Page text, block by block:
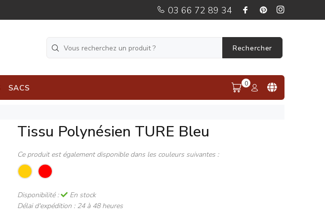
03 66 72 89 34
Rechercher
SACS 0
Tissu Polynésien TURE Bleu
Ce produit est également disponible dans les couleurs suivantes :
Disponibilité :
En stock
Délai d'expédition : 24 à 48 heures